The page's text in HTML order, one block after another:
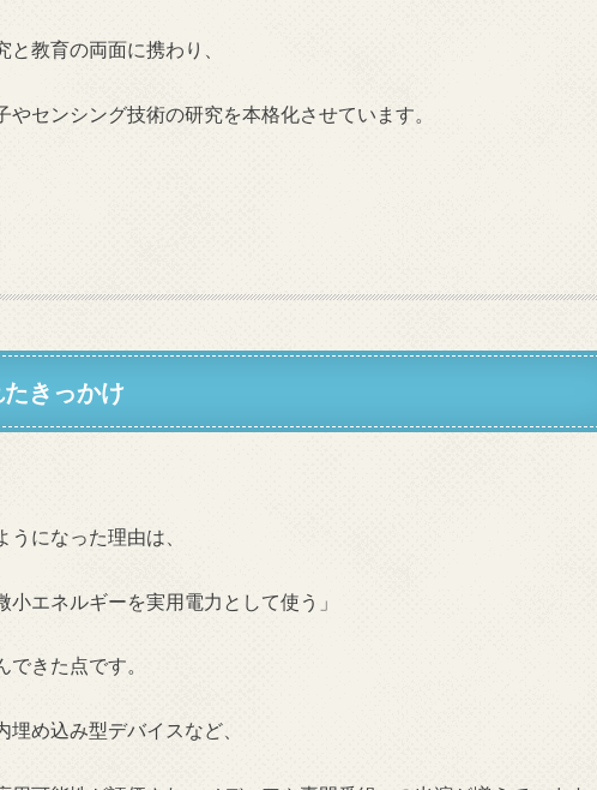
教育の両面に携わり、
センシング技術の研究を本格化させています。
きっかけ
になった理由は、
小エネルギーを実用電力として使う」
きた点です。
め込み型デバイスなど、